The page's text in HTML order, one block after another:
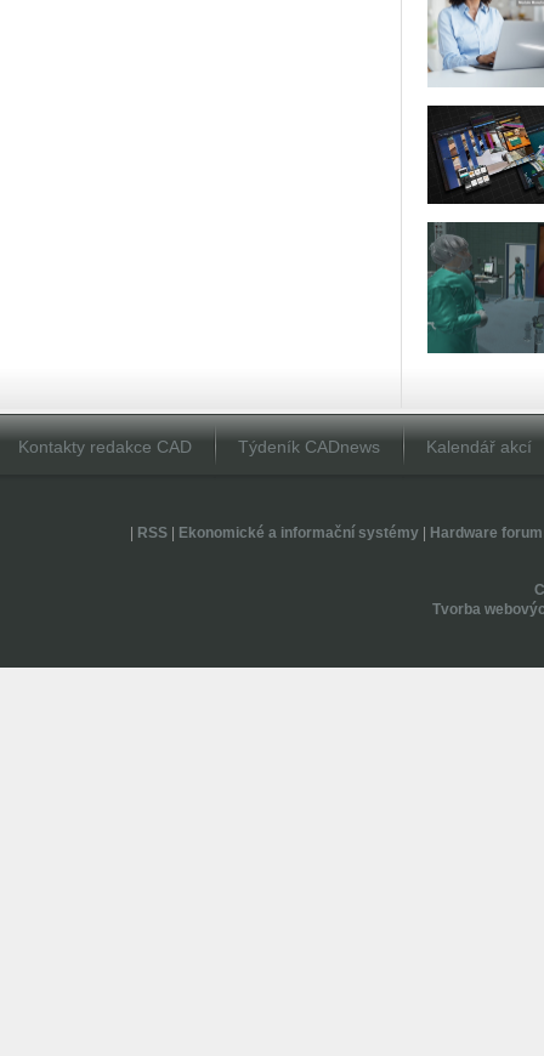
Kontakty redakce CAD Týdeník CADnews Kalendář akcí
RSS| Ekonomické a informační systémy| Hardware forum
Tvorba